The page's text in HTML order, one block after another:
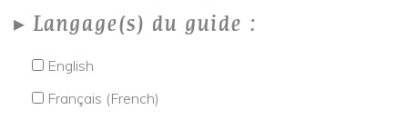
Langage(s) du guide :
English
Français (French)